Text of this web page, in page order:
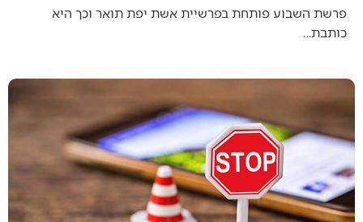
פרשת השבוע פותחת בפרשיית אשת יפת תואר וכך היא
כותבת…